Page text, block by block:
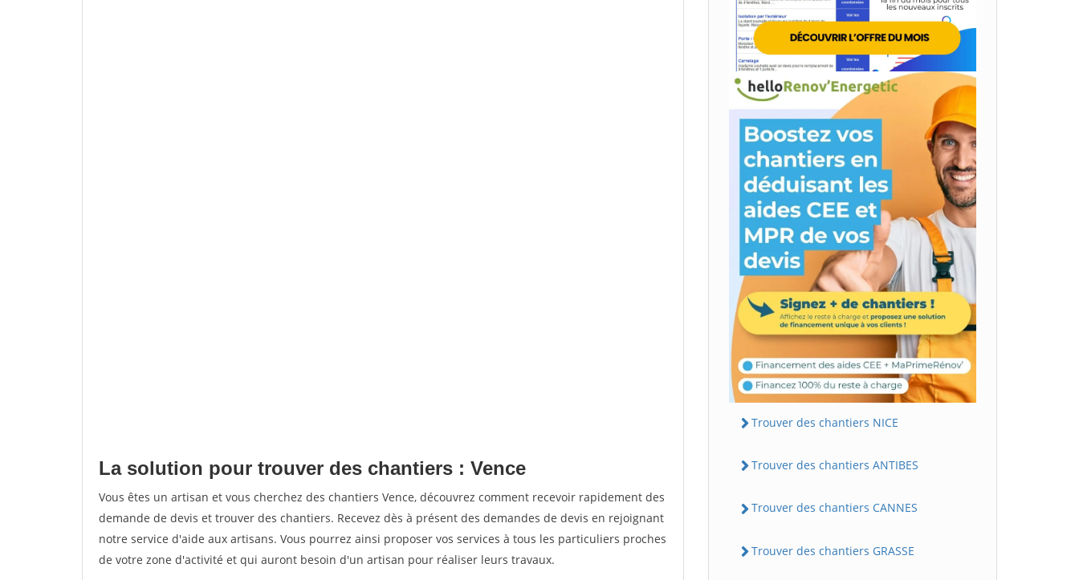
La solution pour trouver des chantiers : Vence
Vous êtes un artisan et vous cherchez des chantiers Vence, découvrez comment recevoir rapidement des
demande de devis et trouver des chantiers. Recevez dès à présent des demandes de devis en rejoignant
notre service d'aide aux artisans. Vous pourrez ainsi proposer vos services à tous les particuliers proches
de votre zone d'activité et qui auront besoin d'un artisan pour réaliser leurs travaux.
Trouver des chantiers NICE
Trouver des chantiers ANTIBES
Trouver des chantiers CANNES
Trouver des chantiers GRASSE